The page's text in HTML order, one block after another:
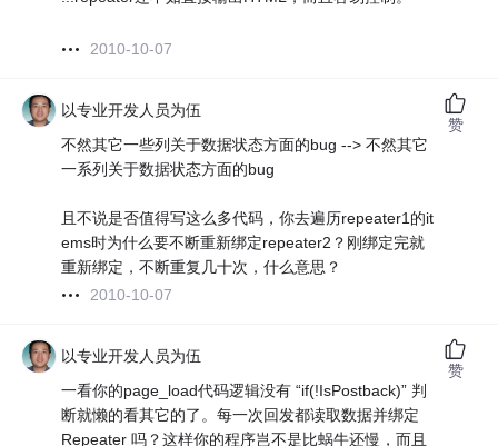
2010-10-07
以专业开发人员为伍
不然其它一些列关于数据状态方面的bug --> 不然其它
一系列关于数据状态方面的bug
且不说是否值得写这么多代码，你去遍历repeater1的it
ems时为什么要不断重新绑定repeater2？刚绑定完就
重新绑定，不断重复几十次，什么意思？
2010-10-07
赞
以专业开发人员为伍
一看你的page_load代码逻辑没有 “if(!IsPostback)” 判
断就懒的看其它的了。每一次回发都读取数据并绑定
Repeater 吗？这样你的程序岂不是比蜗牛还慢，而且
赞